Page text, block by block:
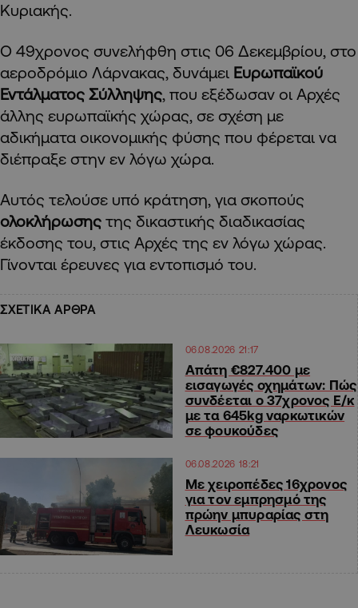
Κυριακής.
Ο 49χρονος συνελήφθη στις 06 Δεκεμβρίου, στο
αεροδρόμιο Λάρνακας, δυνάμει Ευρωπαϊκού
Εντάλματος Σύλληψης, που εξέδωσαν οι Αρχές
άλλης ευρωπαϊκής χώρας, σε σχέση με
αδικήματα οικονομικής φύσης που φέρεται να
διέπραξε στην εν λόγω χώρα.
Αυτός τελούσε υπό κράτηση, για σκοπούς
ολοκλήρωσης της δικαστικής διαδικασίας
έκδοσης του, στις Αρχές της εν λόγω χώρας.
Γίνονται έρευνες για εντοπισμό του.
ΣΧΕΤΙΚΑ ΑΡΘΡΑ
06.08.2026 21:17
Απάτη €827.400 με
εισαγωγές οχημάτων: Πώς
συνδέεται ο 37χρονος Ε/κ
με τα 645kg ναρκωτικών
σε φουκούδες
06.08.2026 18:21
Με χειροπέδες 16χρονος
για τον εμπρησμό της
πρώην μπυραρίας στη
Λευκωσία